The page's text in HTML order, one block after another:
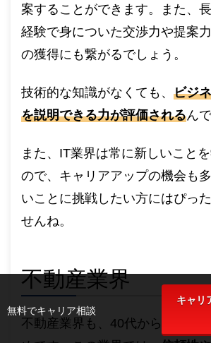
案することができます。また、
経験で身についた交渉力や提案
の獲得にも繋がるでしょう。
技術的な知識がなくても、 ビジ
を説明できる力が評価されるん
また、IT業界は常に新しいこと
ので、キャリアアップの機会も
いことに挑戦したい方にはぴっ
せんね。
不動産業界
不動産業界も、40代からの転職
無料でキャリア相談
キャリ